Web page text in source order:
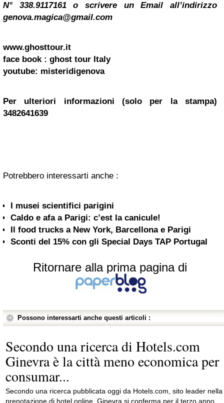
N° 338.9117161 o scrivere un Email all’indirizzo
genova.magica@gmail.com
www.ghosttour.it
face book : ghost tour Italy
youtube: misteridigenova
Per ulteriori informazioni
(solo per la stampa)
3482641639
Potrebbero interessarti anche :
I musei scientifici parigini
Caldo e afa a Parigi: c’est la canicule!
Il food trucks a New York, Barcellona e Parigi
Sconti del 15% con gli Special Days TAP Portugal
Ritornare alla prima pagina di
Possono interessarti anche questi articoli :
Secondo una ricerca di Hotels.com
Ginevra è la città meno economica per
consumar...
Secondo una ricerca pubblicata oggi da Hotels.com, sito leader nella
prenotazione di hotel online, Ginevra si conferma per il terzo anno